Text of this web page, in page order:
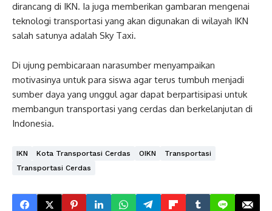
dirancang di IKN. Ia juga memberikan gambaran mengenai
teknologi transportasi yang akan digunakan di wilayah IKN
salah satunya adalah Sky Taxi.
Di ujung pembicaraan narasumber menyampaikan
motivasinya untuk para siswa agar terus tumbuh menjadi
sumber daya yang unggul agar dapat berpartisipasi untuk
membangun transportasi yang cerdas dan berkelanjutan di
Indonesia.
IKN Kota Transportasi Cerdas OIKN
Transportasi
Transportasi Cerdas